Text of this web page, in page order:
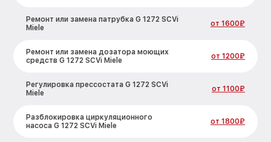
Ремонт или замена патрубка G 1272 SCVi
Miele
от 1600₽
Ремонт или замена дозатора моющих
средств G 1272 SCVi Miele
от 1200₽
Регулировка прессостата G 1272 SCVi
Miele
от 1100₽
Разблокировка циркуляционного
насоса G 1272 SCVi Miele
от 1800₽